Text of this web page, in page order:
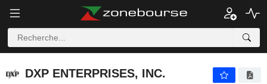
DXP ENTERPRISES, INC.
DXP ENTERPRISES, INC.